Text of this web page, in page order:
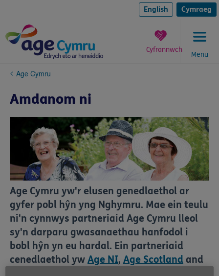
content
English Cymraeg
Menu
Cyfrannwch
You
here:
Age Cymru
Amdanom ni
Age Cymru yw'r elusen genedlaethol ar
gyfer pobl hŷn yng Nghymru. Mae ein teulu
ni'n cynnwys partneriaid Age Cymru lleol
sy'n darparu gwasanaethau hanfodol i
bobl hŷn yn eu hardal. Ein partneriaid
cenedlaethol yw Age NI, Age Scotland and